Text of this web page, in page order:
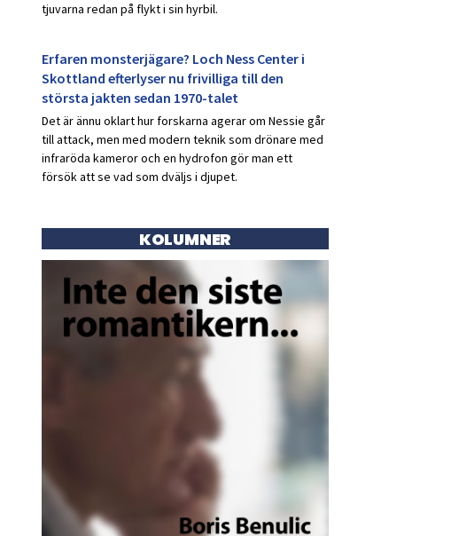
tjuvarna redan på flykt i sin hyrbil.
Erfaren monsterjägare? Loch Ness Center i
Skottland efterlyser nu frivilliga till den
största jakten sedan 1970-talet
Det är ännu oklart hur forskarna agerar om Nessie går
till attack, men med modern teknik som drönare med
infraröda kameror och en hydrofon gör man ett
försök att se vad som dväljs i djupet.
KOLUMNER